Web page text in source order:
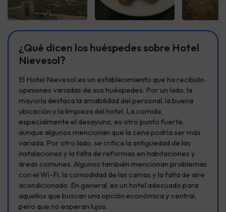
¿Qué dicen los huéspedes sobre Hotel
Nievesol?
El Hotel Nievesol es un establecimiento que ha recibido
opiniones variadas de sus huéspedes. Por un lado, la
mayoría destaca la amabilidad del personal, la buena
ubicación y la limpieza del hotel. La comida,
especialmente el desayuno, es otro punto fuerte,
aunque algunos mencionan que la cena podría ser más
variada. Por otro lado, se critica la antigüedad de las
instalaciones y la falta de reformas en habitaciones y
áreas comunes. Algunos también mencionan problemas
con el Wi-Fi, la comodidad de las camas y la falta de aire
acondicionado. En general, es un hotel adecuado para
aquellos que buscan una opción económica y central,
pero que no esperan lujos.